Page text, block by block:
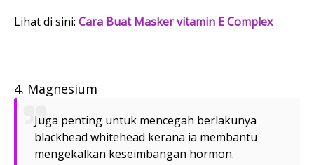
Lihat di sini: Cara Buat Masker vitamin E Complex
4. Magnesium
Juga penting untuk mencegah berlakunya
blackhead whitehead kerana ia membantu
mengekalkan keseimbangan hormon.